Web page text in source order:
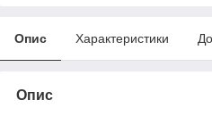
Опис Характеристики
Опис